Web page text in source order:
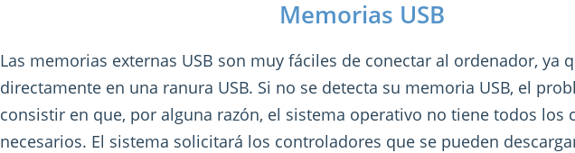
Memorias USB
Las memorias externas USB son muy fáciles de conectar al ordenador, ya
directamente en una ranura USB. Si no se detecta su memoria USB, el
consistir en que, por alguna razón, el sistema operativo no tiene todos los
necesarios. El sistema solicitará los controladores que se pueden